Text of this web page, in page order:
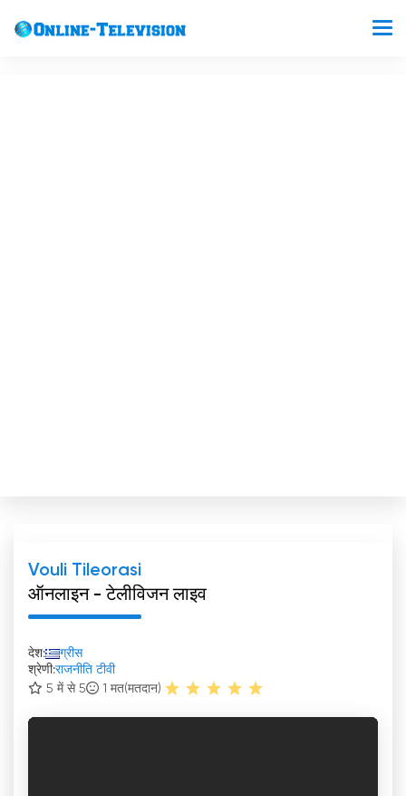
Vouli Tileorasi
ऑनलाइन - टेलीविजन लाइव
देश:
ग्रीस
श्रेणी:राजनीति टीवी
5 में से 5
1 मत(मतदान)